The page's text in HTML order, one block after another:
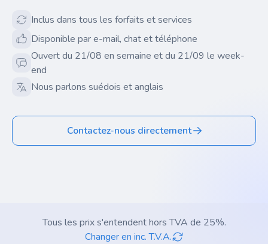
Inclus dans tous les forfaits et services
Disponible par e-mail, chat et téléphone
Ouvert du 21/08 en semaine et du 21/09 le week-
end
Nous parlons suédois et anglais
Contactez-nous directement
Tous les prix s'entendent hors TVA de 25%.
Changer en inc. T.V.A.